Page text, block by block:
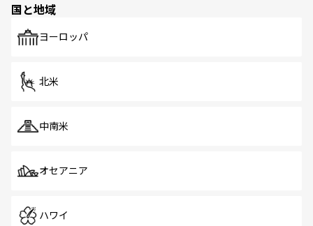
で、ホーカーズは地元の風情を楽しめる外せないスポット
国と地域
ヨーロッパ
北米
中南米
オセアニア
ハワイ